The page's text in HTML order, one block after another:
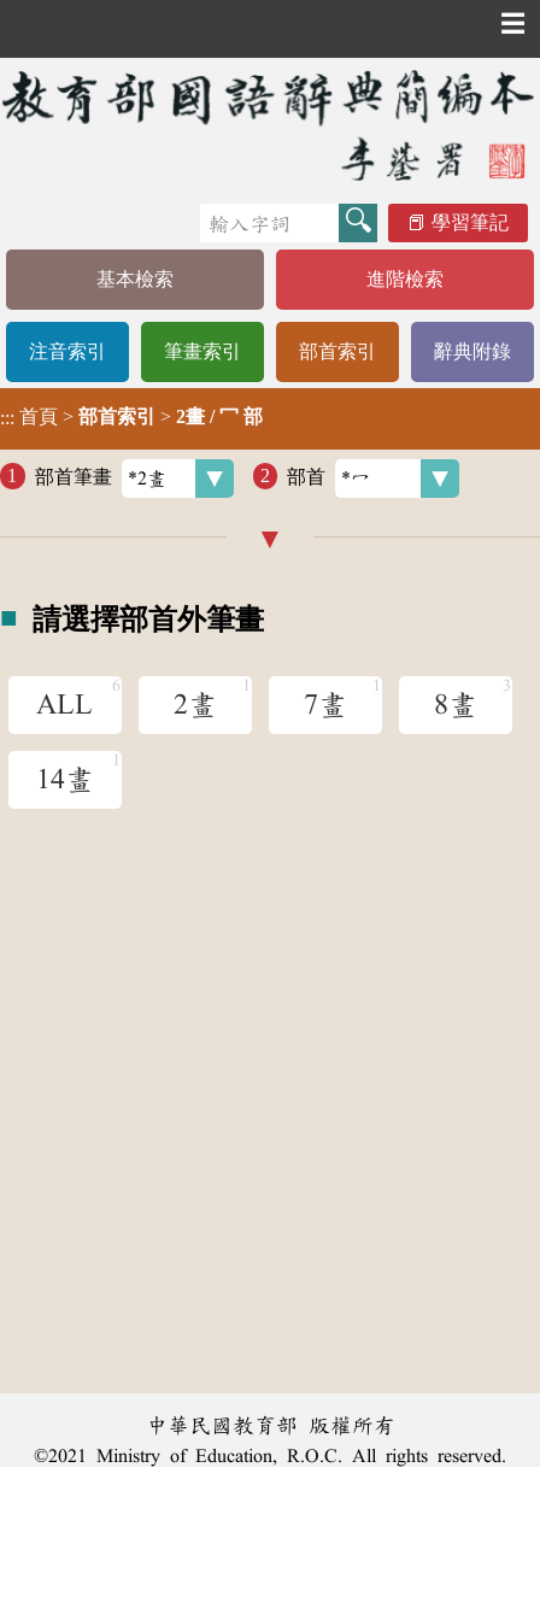
☰
學習筆記
基本檢索 進階檢索
注音索引 筆畫索引 部首索引 辭典附錄
::: 首頁 > 部首索引 > 2畫 / 冖 部
部首筆畫 部首
請選擇部首外筆畫
ALL 2畫 7畫 8畫
14畫
中華民國教育部 版權所有
©2021 Ministry of Education, R.O.C. All rights reserved.